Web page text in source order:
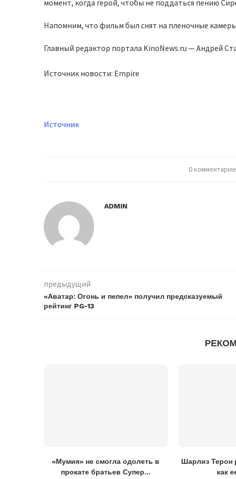
момент, когда герой, чтобы не поддаться пению
Напомним, что фильм был снят на пленочные
Главный редактор портала KinoNews.ru — Андрей
Источник новости: Empire
Источник
0
ADMIN
предыдущий
«Аватар: Огонь и пепел» получил предсказуемый
рейтинг PG-13
«Мумия» не смогла одолеть в
прокате братьев Супер...
Шарлиз Терон
как